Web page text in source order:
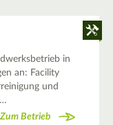
in
an: Facility
und
Zum Betrieb